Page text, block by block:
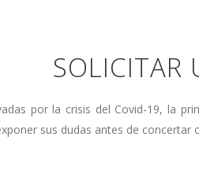
SOLICITAR
por la crisis del Covid-19, la
sus dudas antes de concertar